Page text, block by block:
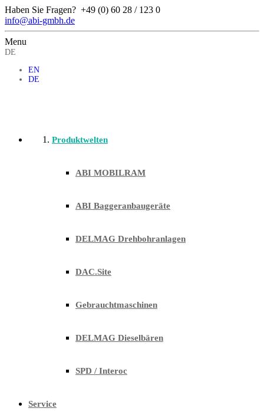
Haben Sie Fragen? +49 (0) 60 28 / 123 0
info@abi-gmbh.de
Menu
DE
EN
DE
Produktwelten
ABI MOBILRAM
ABI Baggeranbaugeräte
DELMAG Drehbohranlagen
DAC.Site
Gebrauchtmaschinen
DELMAG Dieselbären
SPD / Interoc
Service